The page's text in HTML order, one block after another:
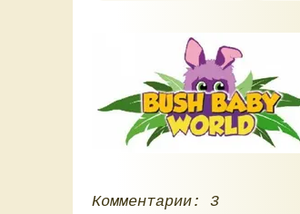
Комментарии: 3